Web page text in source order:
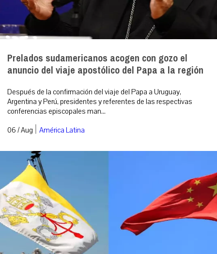
Prelados sudamericanos acogen con gozo el
anuncio del viaje apostólico del Papa a la región
Después de la confirmación del viaje del Papa a Uruguay,
Argentina y Perú, presidentes y referentes de las respectivas
conferencias episcopales man...
06 / Aug | América Latina